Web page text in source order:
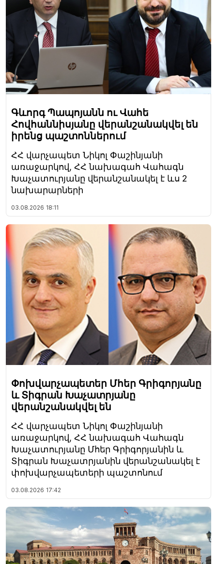
Գևորգ Պապոյանն ու Վահե
Հովհաննիսյանը վերանշանակվել են
իրենց պաշտոններում
ՀՀ վարչապետ Նիկոլ Փաշինյանի
առաջարկով, ՀՀ նախագահ Վահագն
Խաչատուրյանը վերանշանակել է ևս 2
նախարարների
03.08.2026 18:11
Փոխվարչապետեր Մհեր Գրիգորյանը
և Տիգրան Խաչատրյանը
վերանշանակվել են
ՀՀ վարչապետ Նիկոլ Փաշինյանի
առաջարկով, ՀՀ նախագահ Վահագն
Խաչատուրյանը Մհեր Գրիգորյանին և
Տիգրան Խաչատրյանին վերանշանակել է
փոխվարչապետերի պաշտոնում
03.08.2026 17:42